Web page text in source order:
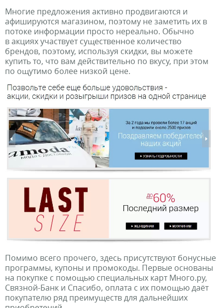
Многие предложения активно продвигаются и
афишируются магазином, поэтому не заметить их в
потоке информации просто нереально. Обычно
в акциях участвует существенное количество
брендов, поэтому, используя скидки, вы можете
купить то, что вам действительно по вкусу, при этом
по ощутимо более низкой цене.
Помимо всего прочего, здесь присутствуют бонусные
программы, купоны и промокоды. Первые основаны
на покупке с помощью специальных карт Много.ру,
Связной-Банк и Спасибо, оплата с их помощью даёт
покупателю ряд преимуществ для дальнейших